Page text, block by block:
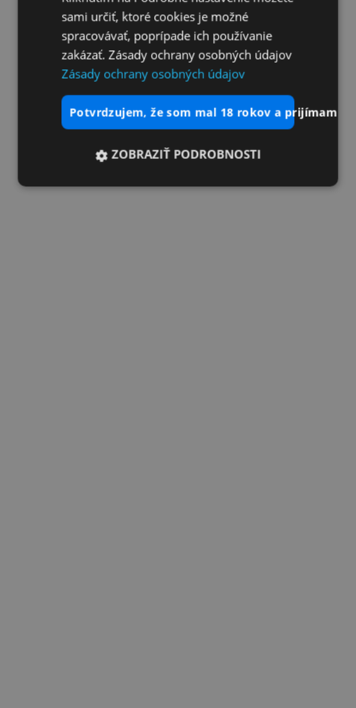
sami určiť, ktoré cookies je možné
spracovávať, poprípade ich používanie
zakázať. Zásady ochrany osobných údajov
Zásady ochrany osobných údajov
potvrdzujem, že som mal 18 rokov a prijímam
ZOBRAZIŤ PODROBNOSTI